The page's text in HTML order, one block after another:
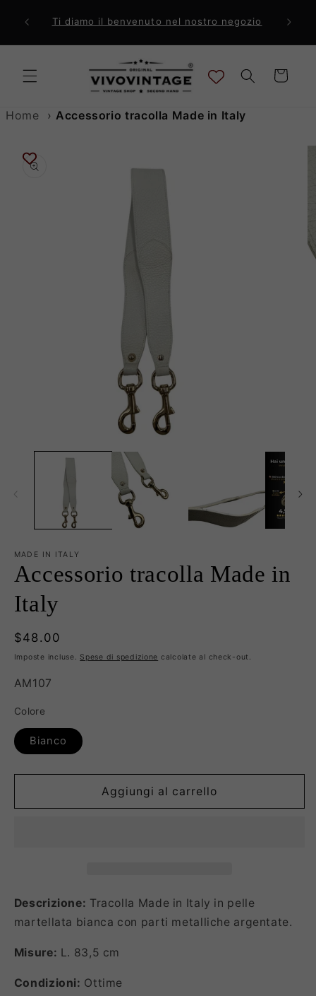
direttamente
ai contenuti
a 99€ Ti diamo il benvenuto nel nostro negozio
Carrello
Home › Accessorio tracolla Made in Italy
informazioni
sul prodotto
contenuti
finestra
MADE IN ITALY
Accessorio tracolla Made in
Italy
Prezzo
di
$48.00
Imposte incluse. Spese di spedizione calcolate al check-out.
SKU:
AM107
Colore
Bianco
Aggiungi al carrello
Descrizione: Tracolla Made in Italy in pelle
martellata bianca con parti metalliche argentate.
Misure: L. 83,5 cm
Condizioni: Ottime